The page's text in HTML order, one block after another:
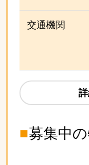
交通機関
■募集中